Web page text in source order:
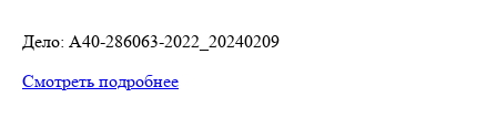
Дело: A40-286063-2022_20240209
Смотреть подробнее